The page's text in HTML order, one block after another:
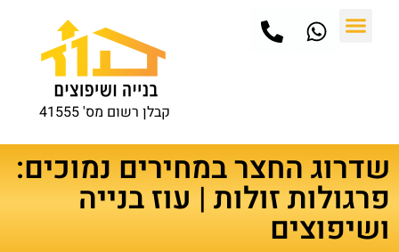
קבלן רשום מס' 41555
שדרוג החצר במחירים נמוכים:
פרגולות זולות | עוז בנייה
ושיפוצים